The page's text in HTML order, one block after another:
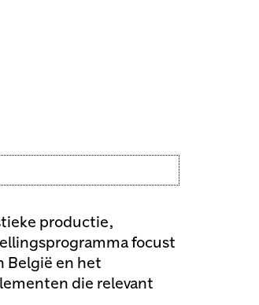
productie,
focust
België en het
die relevant